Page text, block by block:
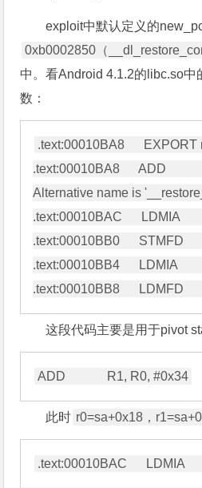
exploit中默认定义的
0xb0002850（
中。看Android 4.1.2的libc.so中
数：
.text:00010BA8
.text:00010BA8      ADD
Alternative name is
.text:00010BAC      LDMIA
.text:00010BB0      STMFD
.text:00010BB4      LDMIA
这段代码主要是用于pivot
此时 r0=sa+0x18，